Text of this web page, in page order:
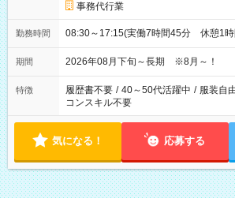
事務代行業
勤務時間 08:30～17:15(実働7時間45分 休憩1
期間 2026年08月下旬～長期 ※8月～！
特徴 履歴書不要 / 40～50代活躍中 / 服装自
コンスキル不要
気になる！ 応募する